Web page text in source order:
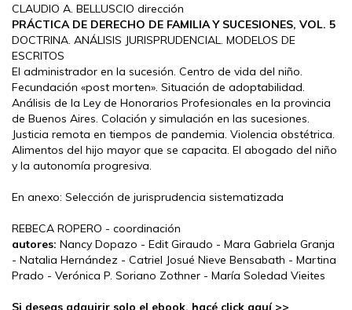
CLAUDIO A. BELLUSCIO dirección
PRÁCTICA DE DERECHO DE FAMILIA Y SUCESIONES, VOL. 5
DOCTRINA. ANÁLISIS JURISPRUDENCIAL. MODELOS DE
ESCRITOS
El administrador en la sucesión. Centro de vida del niño.
Fecundación «post morten». Situación de adoptabilidad.
Análisis de la Ley de Honorarios Profesionales en la provincia
de Buenos Aires. Colación y simulación en las sucesiones.
Justicia remota en tiempos de pandemia. Violencia obstétrica.
Alimentos del hijo mayor que se capacita. El abogado del niño
y la autonomía progresiva.
En anexo: Selección de jurisprudencia sistematizada
REBECA ROPERO - coordinación
autores: Nancy Dopazo - Edit Giraudo - Mara Gabriela Granja
- Natalia Hernández - Catriel Josué Nieve Bensabath - Martina
Prado - Verónica P. Soriano Zothner - María Soledad Vieites
Si deseas adquirir solo el ebook, hacé click aquí >>